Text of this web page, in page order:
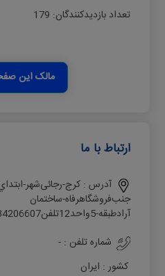
تعداد بازدیدکنندگان: 179
مالک این
ارتباط با ما
آدرس :ﮐﺮج-رﺟﺎﺋﯽﺷﻬﺮ-
ﺟﻨﺐﻓﺮوﺷﮕﺎهرﻓﺎه-ﺳﺎﺧﺘﻤﺎن
آرادﻃﺒﻘﻪ-5واﺣﺪ12ﺗﻠﻔﻦ02634206607-:
شماره تلفن :-
کشور : ایران